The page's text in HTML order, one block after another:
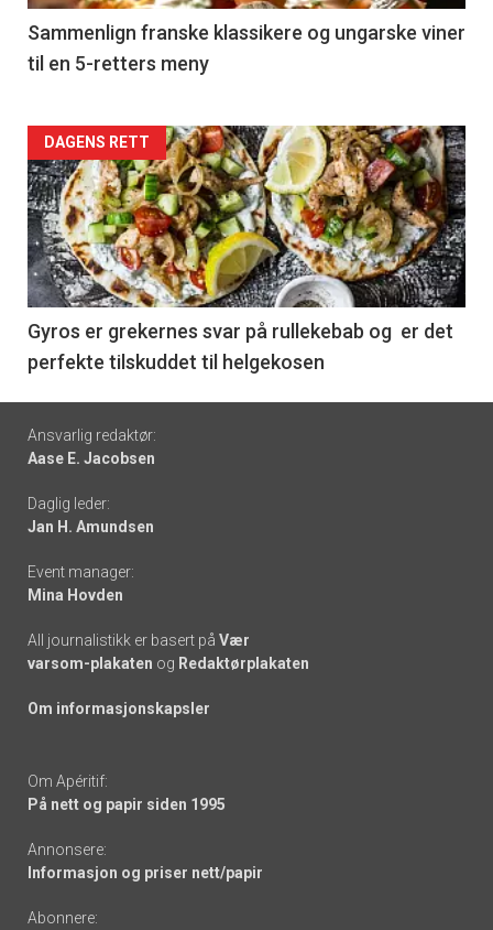
5
Sammenlign franske klassikere og ungarske viner
til en 5-retters meny
Forsiden
akkurat
nå
-
6
DAGENS RETT
Gyros er grekernes svar på rullekebab og er det
perfekte tilskuddet til helgekosen
Footer
-
links
Ansvarlig redaktør:
Aase E. Jacobsen
Daglig leder:
Jan H. Amundsen
Event manager:
Mina Hovden
All journalistikk er basert på Vær
varsom-plakaten og Redaktørplakaten
Om informasjonskapsler
Om Apéritif:
På nett og papir siden 1995
Annonsere:
Informasjon og priser nett/papir
Abonnere: